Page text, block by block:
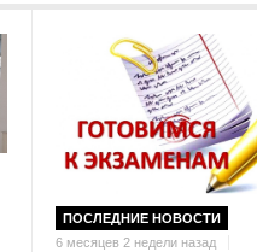
ПОСЛЕДНИЕ НОВОСТИ
6 месяцев 2 недели назад